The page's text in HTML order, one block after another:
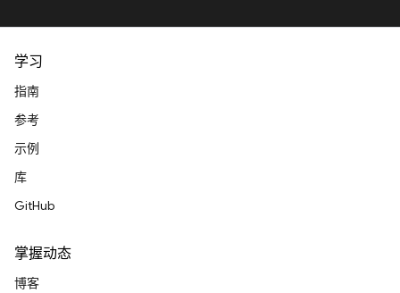
学习
指南
参考
示例
库
GitHub
掌握动态
博客